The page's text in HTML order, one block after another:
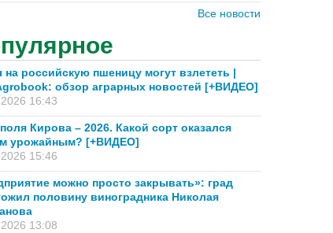
Все новости
на российскую пшеницу могут взлететь |
обзор аграрных новостей [+ВИДЕО]
16:43
Кирова – 2026. Какой сорт оказался
урожайным? [+ВИДЕО]
15:46
можно просто закрывать»: град
половину виноградника Николая
13:08